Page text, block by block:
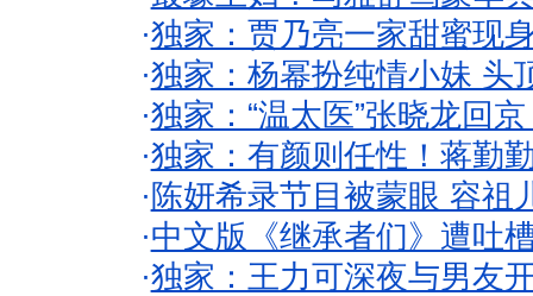
·独家：贾乃亮一家甜蜜现
·独家：杨幂扮纯情小妹 头
·独家：“温太医”张晓龙回
·独家：有颜则任性！蒋勤
· 陈妍希录节目被蒙眼 容祖
·中文版《继承者们》遭吐
·独家：王力可深夜与男友